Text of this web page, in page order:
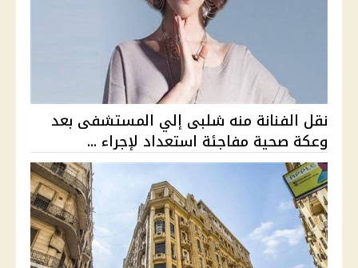
نقل الفنانة منه شلبى إلي المستشفى بعد
وعكة صحية مفاجئة استعداد لإجراء ...